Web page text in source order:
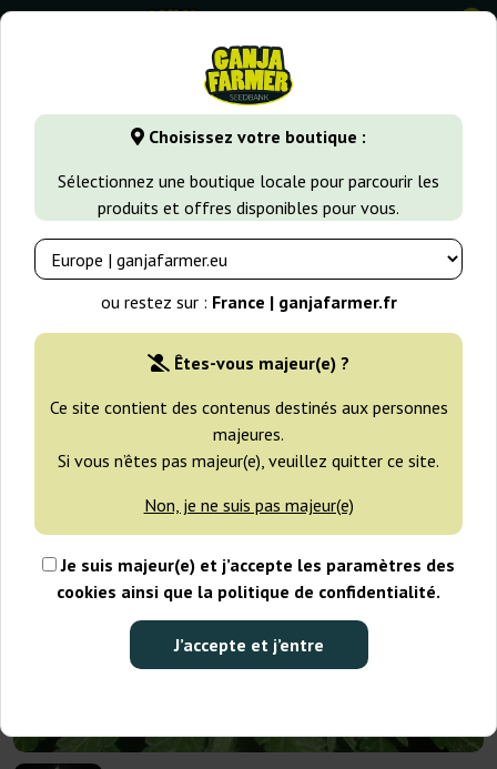
Choisissez votre boutique :
Sélectionnez une boutique locale pour parcourir les
produits et offres disponibles pour vous.
ou restez sur : France | ganjafarmer.fr
Êtes-vous majeur(e) ?
Ce site contient des contenus destinés aux personnes
majeures.
Si vous n’êtes pas majeur(e), veuillez quitter ce site.
Non, je ne suis pas majeur(e)
Je suis majeur(e) et j’accepte les paramètres des
cookies ainsi que la politique de confidentialité.
J’accepte et j’entre
0
GanjaFarmer.fr Variétés de Cannabis Northern Light
Seeds